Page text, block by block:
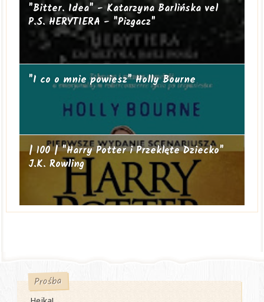
"Bitter. Idea" - Katarzyna Barlińska vel
P.S. HERYTIERA - "Pizgacz"
"I co o mnie powiesz" Holly Bourne
| 100 | "Harry Potter i Przeklęte Dziecko"
J.K. Rowling
Prośba